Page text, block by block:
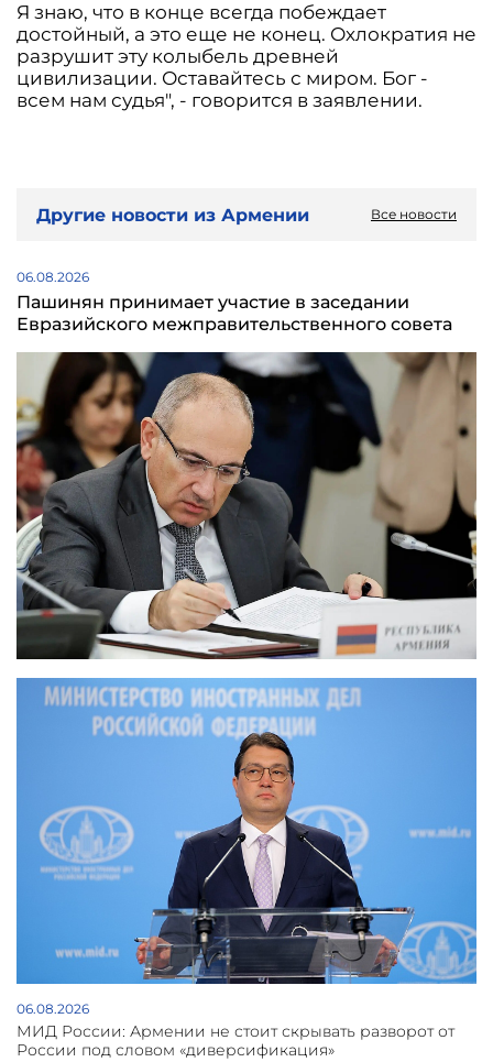
Я знаю, что в конце всегда побеждает
достойный, а это еще не конец. Охлократия не
разрушит эту колыбель древней
цивилизации. Оставайтесь с миром. Бог -
всем нам судья", - говорится в заявлении.
Другие новости из Армении Все новости
06.08.2026
Пашинян принимает участие в заседании
Евразийского межправительственного совета
06.08.2026
МИД России: Армении не стоит скрывать разворот от
России под словом «диверсификация»